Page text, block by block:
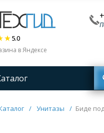
5.0
в Яндексе
/ Унитазы / Биде